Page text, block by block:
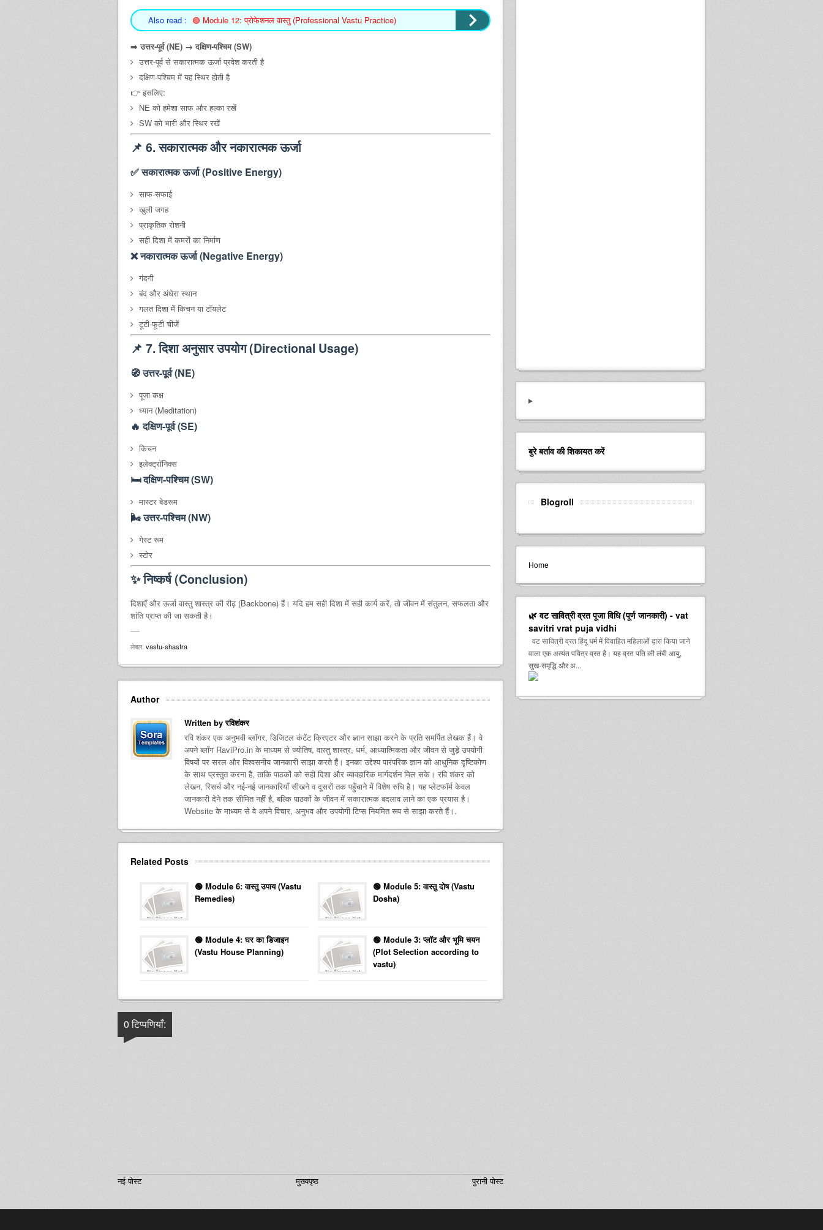
Also read : 🟢 Module 12: प्रोफेशनल वास्तु (Professional Vastu Practice)
➡️ उत्तर-पूर्व (NE) → दक्षिण-पश्चिम (SW)
उत्तर-पूर्व से सकारात्मक ऊर्जा प्रवेश करती है
दक्षिण-पश्चिम में यह स्थिर होती है
👉 इसलिए:
NE को हमेशा साफ और हल्का रखें
SW को भारी और स्थिर रखें
📌 6. सकारात्मक और नकारात्मक ऊर्जा
✅ सकारात्मक ऊर्जा (Positive Energy)
साफ-सफाई
खुली जगह
प्राकृतिक रोशनी
सही दिशा में कमरों का निर्माण
❌ नकारात्मक ऊर्जा (Negative Energy)
गंदगी
बंद और अंधेरा स्थान
गलत दिशा में किचन या टॉयलेट
टूटी-फूटी चीजें
📌 7. दिशा अनुसार उपयोग (Directional Usage)
🧭 उत्तर-पूर्व (NE)
पूजा कक्ष
ध्यान (Meditation)
🔥 दक्षिण-पूर्व (SE)
किचन
इलेक्ट्रॉनिक्स
🛏️ दक्षिण-पश्चिम (SW)
मास्टर बेडरूम
🌬️ उत्तर-पश्चिम (NW)
गेस्ट रूम
स्टोर
✨निष्कर्ष (Conclusion)
दिशाएँ और ऊर्जा वास्तु शास्त्र की रीढ़ (Backbone) हैं। यदि हम सही दिशा में सही कार्य करें, तो जीवन में संतुलन, सफलता और
शांति प्राप्त की जा सकती है।
लेबल: vastu-shastra
Author
Written byरविशंकर
रवि शंकर एक अनुभवी ब्लॉगर, डिजिटल कंटेंट क्रिएटर और ज्ञान साझा करने के प्रति समर्पित लेखक हैं। वे
अपने ब्लॉग RaviPro.in के माध्यम से ज्योतिष, वास्तु शास्त्र, धर्म, आध्यात्मिकता और जीवन से जुड़े उपयोगी
विषयों पर सरल और विश्वसनीय जानकारी साझा करते हैं। इनका उद्देश्य पारंपरिक ज्ञान को आधुनिक दृष्टिकोण
के साथ प्रस्तुत करना है, ताकि पाठकों को सही दिशा और व्यावहारिक मार्गदर्शन मिल सके। रवि शंकर को
लेखन, रिसर्च और नई-नई जानकारियाँ सीखने व दूसरों तक पहुँचाने में विशेष रुचि है। यह प्लेटफॉर्म केवल
जानकारी देने तक सीमित नहीं है, बल्कि पाठकों के जीवन में सकारात्मक बदलाव लाने का एक प्रयास है।
Website के माध्यम से वे अपने विचार, अनुभव और उपयोगी टिप्स नियमित रूप से साझा करते हैं।.
Related Posts
🟢 Module 6: वास्तु उपाय (Vastu
Remedies)
🟢 Module 5: वास्तु दोष (Vastu
Dosha)
🟢 Module 4: घर का डिजाइन
(Vastu House Planning)
🟢 Module 3: प्लॉट और भूमि चयन
(Plot Selection according to
vastu)
0 टिप्पणियाँ:
नई पोस्ट मुख्यपृष्ठ पुरानी पोस्ट
बुरे बर्ताव की शिकायत करें
Blogroll
Home
🌿 वट सावित्री व्रत पूजा विधि (पूर्ण जानकारी) - vat
savitri vrat puja vidhi
वट सावित्री व्रत हिंदू धर्म में विवाहित महिलाओं द्वारा किया जाने
वाला एक अत्यंत पवित्र व्रत है। यह व्रत पति की लंबी आयु,
सुख-समृद्धि और अ...